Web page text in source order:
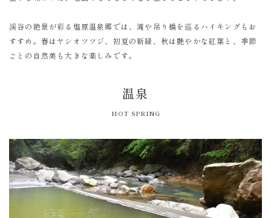
渓谷の絶景が彩る塩原温泉郷では、滝や吊り橋を巡るハイキングもお
すすめ。春はヤシオツツジ、初夏の新緑、秋は艶やかな紅葉と、季節
ごとの自然美も大きな楽しみです。
温泉
HOT SPRING